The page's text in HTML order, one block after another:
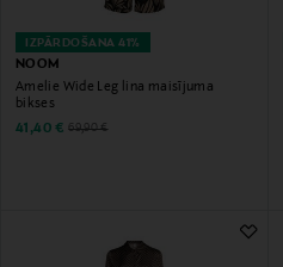
IZPĀRDOŠANA 41%
NOOM
Amelie Wide Leg lina maisījuma
bikses
Discounted Price
41,40 € Original Price
69,90 €